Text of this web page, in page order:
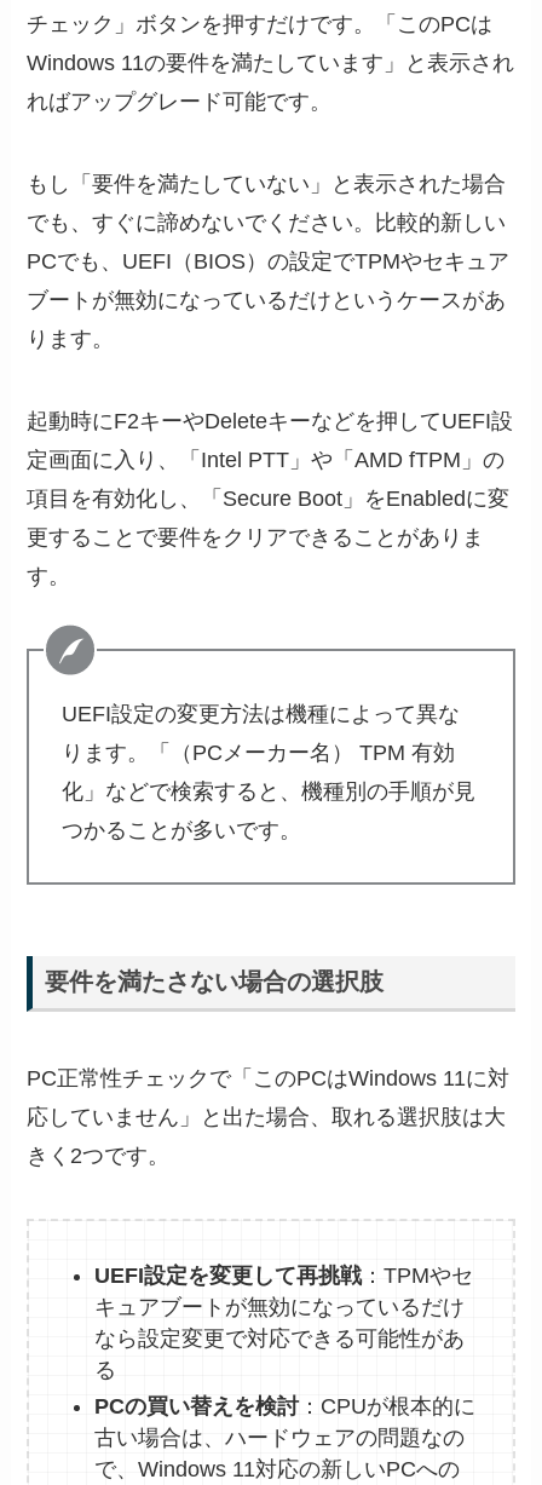
チェック」ボタンを押すだけです。「このPCは
Windows 11の要件を満たしています」と表示され
ればアップグレード可能です。
もし「要件を満たしていない」と表示された場合
でも、すぐに諦めないでください。比較的新しい
PCでも、UEFI（BIOS）の設定でTPMやセキュア
ブートが無効になっているだけというケースがあ
ります。
起動時にF2キーやDeleteキーなどを押してUEFI設
定画面に入り、「Intel PTT」や「AMD fTPM」の
項目を有効化し、「Secure Boot」をEnabledに変
更することで要件をクリアできることがありま
す。
UEFI設定の変更方法は機種によって異な
ります。「（PCメーカー名） TPM 有効
化」などで検索すると、機種別の手順が見
つかることが多いです。
要件を満たさない場合の選択肢
PC正常性チェックで「このPCはWindows 11に対
応していません」と出た場合、取れる選択肢は大
きく2つです。
UEFI設定を変更して再挑戦：TPMやセ
キュアブートが無効になっているだけ
なら設定変更で対応できる可能性があ
る
PCの買い替えを検討：CPUが根本的に
古い場合は、ハードウェアの問題なの
で、Windows 11対応の新しいPCへの